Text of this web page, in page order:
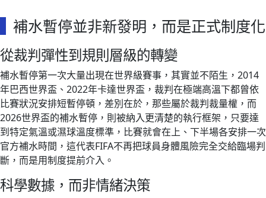
補水暫停並非新發明，而是正式制度化
從裁判彈性到規則層級的轉變
補水暫停第一次大量出現在世界級賽事，其實並不陌生，2014
年巴西世界盃、2022年卡達世界盃，裁判在極端高溫下都曾依
比賽狀況安排短暫停頓，差別在於，那些屬於裁判裁量權，而
2026世界盃的補水暫停，則被納入更清楚的執行框架，只要達
到特定氣溫或濕球溫度標準，比賽就會在上、下半場各安排一次
官方補水時間，這代表FIFA不再把球員身體風險完全交給臨場判
斷，而是用制度提前介入。
科學數據，而非情緒決策